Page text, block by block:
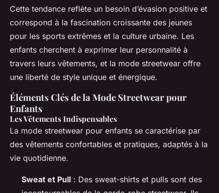
Cette tendance reflète un besoin d’évasion positive et
correspond à la fascination croissante des jeunes
pour les sports extrêmes et la culture urbaine. Les
enfants cherchent à exprimer leur personnalité à
travers leurs vêtements, et la mode streetwear offre
une liberté de style unique et énergique.
Éléments Clés de la Mode Streetwear pour
Enfants
Les Vêtements Indispensables
La mode streetwear pour enfants se caractérise par
des vêtements confortables et pratiques, adaptés à la
vie quotidienne.
Sweat et Pull : Des sweat-shirts et pulls sont des